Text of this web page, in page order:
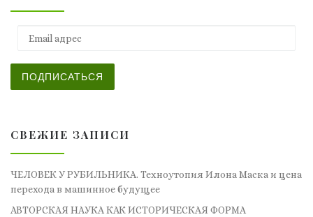
ПОДПИСАТЬСЯ
СВЕЖИЕ ЗАПИСИ
ЧЕЛОВЕК У РУБИЛЬНИКА. Техноутопия Илона Маска и цена
перехода в машинное будущее
АВТОРСКАЯ НАУКА КАК ИСТОРИЧЕСКАЯ ФОРМА